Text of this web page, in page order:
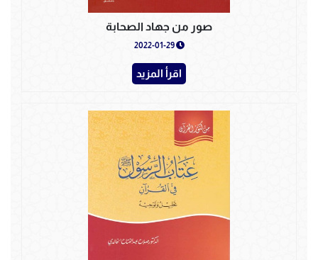
صور من جهاد الصحابة
2022-01-29
اقرأ المزيد